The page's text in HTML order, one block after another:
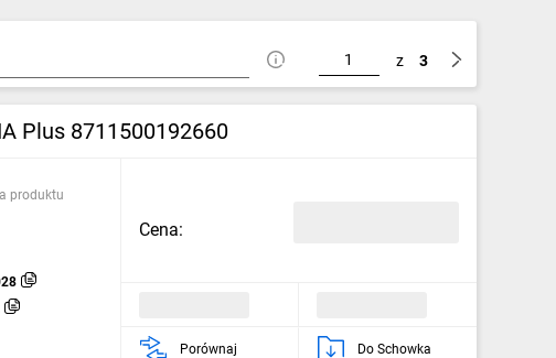
z 3
Plus 8711500192660
produktu
Cena:
Porównaj Do Schowka